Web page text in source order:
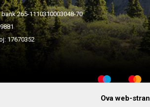
265-1110310003048-70
17670352
ustanova „Oaza Zdravlja“ Beograd.
Ova web-